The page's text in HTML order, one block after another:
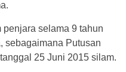
selama 9 tahun
sebagaimana Putusan
25 Juni 2015 silam.